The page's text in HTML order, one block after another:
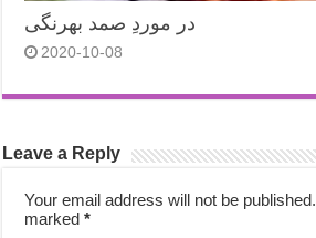
در موردِ صمد بهرنگی
2020-10-08
Leave a Reply
Your email address will not be published.
marked*